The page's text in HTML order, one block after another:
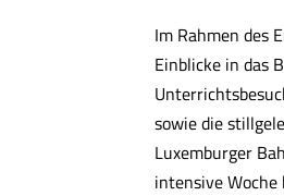
Im Rahmen des
Einblicke in das
sowie die
Luxemburger
intensive